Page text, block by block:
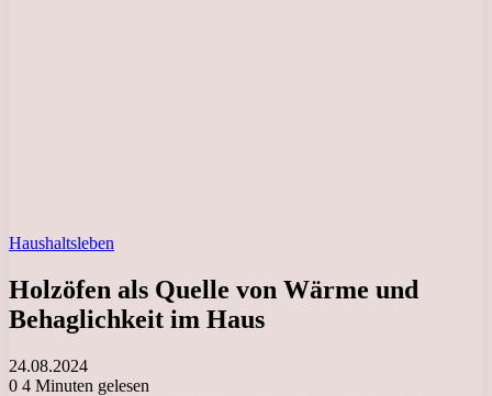
Haushaltsleben
Holzöfen als Quelle von Wärme und
Behaglichkeit im Haus
24.08.2024
0 4 Minuten gelesen